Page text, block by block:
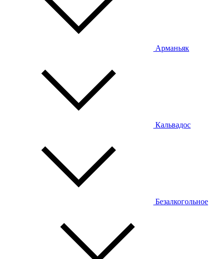
Арманьяк
Кальвадос
Безалкогольное